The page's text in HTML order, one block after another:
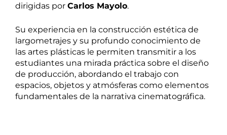
dirigidas por Carlos Mayolo.
Su experiencia en la construcción estética de
largometrajes y su profundo conocimiento de
las artes plásticas le permiten transmitir a los
estudiantes una mirada práctica sobre el diseño
de producción, abordando el trabajo con
espacios, objetos y atmósferas como elementos
fundamentales de la narrativa cinematográfica.